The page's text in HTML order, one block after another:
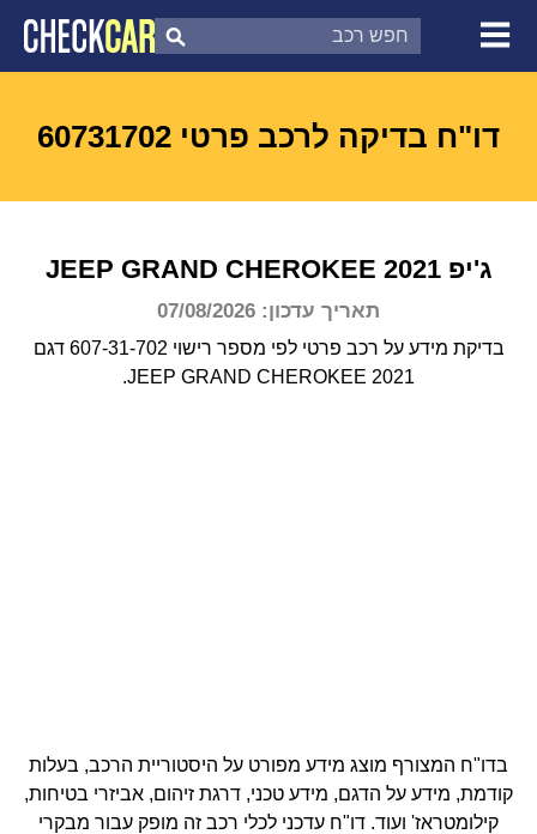
צ'ק קאר
דוח בדיקת רכב
דו"ח בדיקה לרכב פרטי 60731702
ג'יפ JEEP GRAND CHEROKEE 2021
תאריך עדכון: 07/08/2026
בדיקת מידע על רכב פרטי לפי מספר רישוי 607-31-702 דגם
JEEP GRAND CHEROKEE 2021.
בדו"ח המצורף מוצג מידע מפורט על היסטוריית הרכב, בעלות
קודמת, מידע על הדגם, מידע טכני, דרגת זיהום, אביזרי בטיחות,
קילומטראז' ועוד. דו"ח עדכני לכלי רכב זה מופק עבור מבקרי